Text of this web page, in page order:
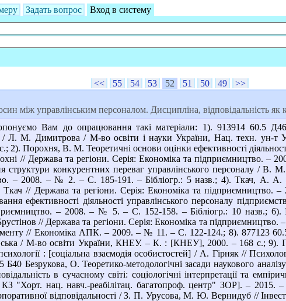
Задать вопрос
Вход в систему
<< 55 54 53 52 51 50 49
>>
між управлінським персоналом. Дисципліна, відповідальність як
Вам до опрацювання такі матеріали: 1). 913914 60.5
/ Л. М. Димитрова / М-во освіти і науки України, Нац. техн.
2). Порохня, В. М. Теоретичні основи оцінки ефективності
// Держава та регіони. Серія: Економіка та підприємництво. –
конкурентних переваг управлінського персоналу / В.
– 2008. – № 2. – С. 185-191. – Бібліогр.: 5 назв.; 4). Ткач, А. А.
// Держава та регіони. Серія: Економіка та
ефективності діяльності управлінського персоналу
– 2008. – № 5. – С. 152-158. – Бібліогр.: 10 назв.; 6).
// Держава та регіони. Серія: Економіка та
// Економіка АПК. – 2009. – № 11. – С. 122-124.; 8). 877123
/ М-во освіти України, КНЕУ. – К. : [КНЕУ], 2000. – 168 с.; 9).
: [соціальна взаємодія особистостей] / А. Гірняк //
Б40 Безрукова, О. Теоретико-методологічні засади наукового
в сучасному світі: соціологічні інтерпретації та
"Хорт. нац. навч.-реабілітац. багатопроф. центр" ЗОР]. – 2015.
відповідальності / З. П. Урусова, М. Ю. Вернидуб //